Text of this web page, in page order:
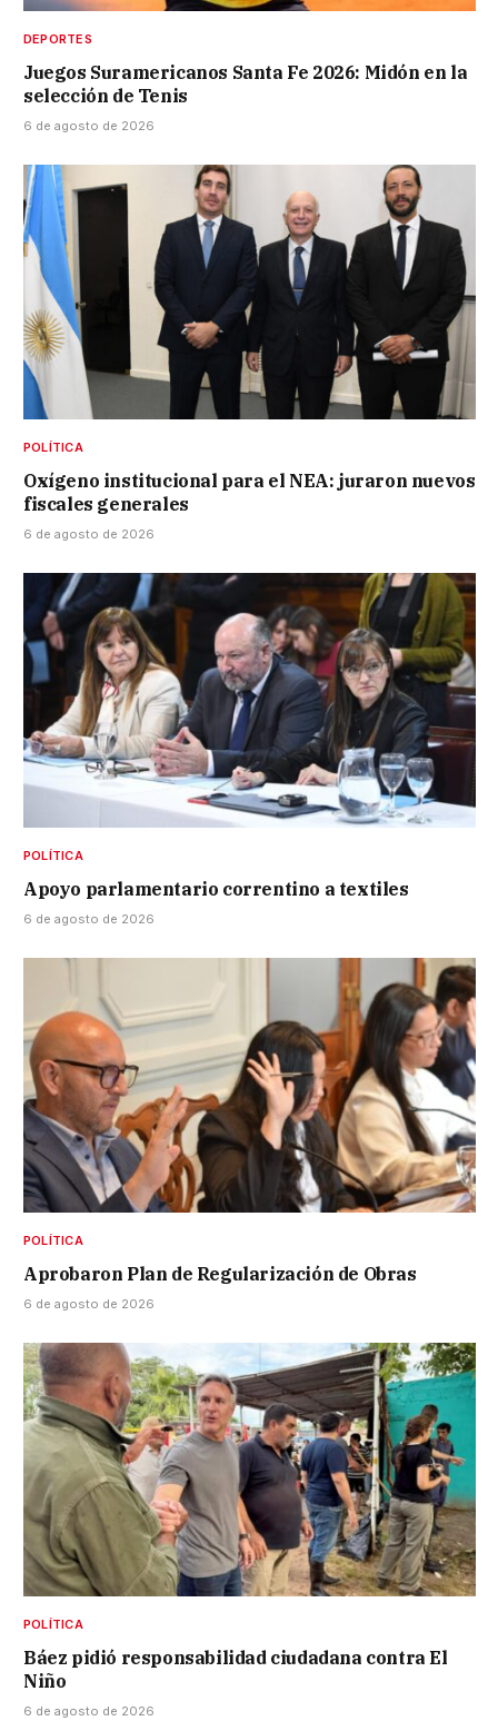
DEPORTES
Juegos Suramericanos Santa Fe 2026: Midón en la
selección de Tenis
6 de agosto de 2026
POLÍTICA
Oxígeno institucional para el NEA: juraron nuevos
fiscales generales
6 de agosto de 2026
POLÍTICA
Apoyo parlamentario correntino a textiles
6 de agosto de 2026
POLÍTICA
Aprobaron Plan de Regularización de Obras
6 de agosto de 2026
POLÍTICA
Báez pidió responsabilidad ciudadana contra El
Niño
6 de agosto de 2026